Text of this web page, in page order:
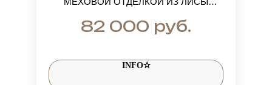
82 000 руб.
INFO✫